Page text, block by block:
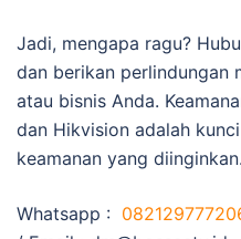
Jadi, mengapa ragu?
dan berikan perlindungan
atau bisnis Anda.
dan Hikvision adalah
keamanan yang diinginkan.
Whatsapp :